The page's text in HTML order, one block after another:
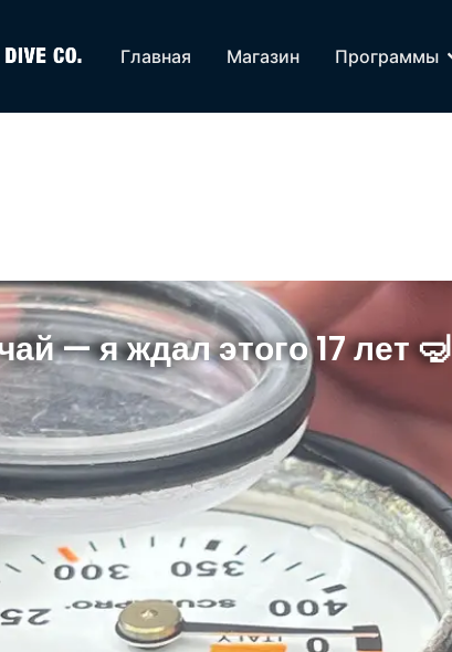
Главная Магазин Программы
— я ждал этого 17 лет 🤿